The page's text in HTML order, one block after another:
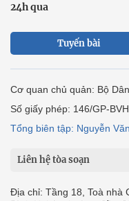
24h qua
Tuyến bài
Cơ quan chủ quản: Bộ
Số giấy phép: 146/GP-
Tổng biên tập: Nguyễn
Liên hệ tòa soạn
Địa chỉ: Tầng 18, Toà nhà